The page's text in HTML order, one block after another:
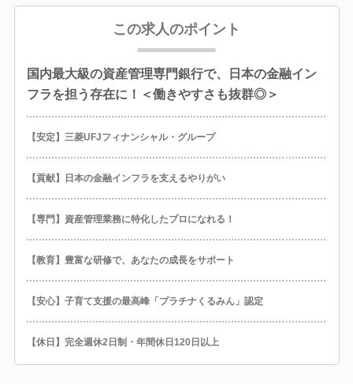
この求人のポイント
国内最大級の資産管理専門銀行で、日本の金融イン
フラを担う存在に！＜働きやすさも抜群◎＞
【安定】三菱UFJフィナンシャル・グループ
【貢献】日本の金融インフラを支えるやりがい
【専門】資産管理業務に特化したプロになれる！
【教育】豊富な研修で、あなたの成長をサポート
【安心】子育て支援の最高峰「プラチナくるみん」認定
【休日】完全週休2日制・年間休日120日以上